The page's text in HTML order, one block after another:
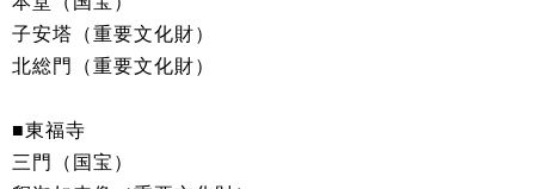
子安塔（重要文化財）
北総門（重要文化財）
■東福寺
三門（国宝）